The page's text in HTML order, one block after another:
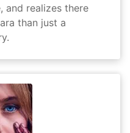
and realizes there
than just a